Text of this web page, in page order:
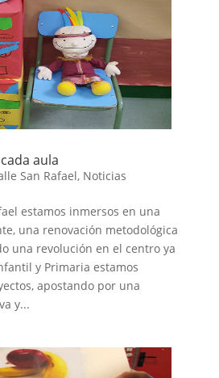
aula
San Rafael, Noticias
estamos inmersos en una
una renovación metodológica
una revolución en el centro ya
y Primaria estamos
apostando por una
y...